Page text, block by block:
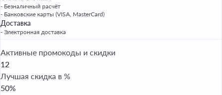
- Безналичный расчёт
- Банковские карты (VISA, MasterCard)
Доставка
- Электронная доставка
Активные промокоды и скидки
12
Лучшая скидка в %
50%